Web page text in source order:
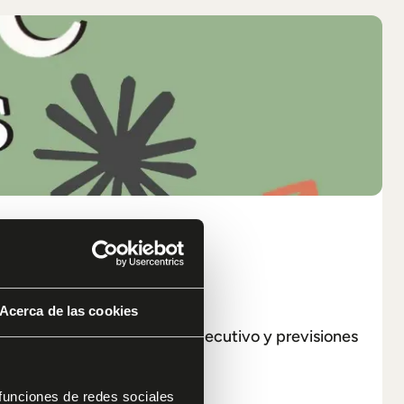
Acerca de las cookies
de redes sociales
automatizar el reporting ejecutivo y previsiones
sola línea de código.